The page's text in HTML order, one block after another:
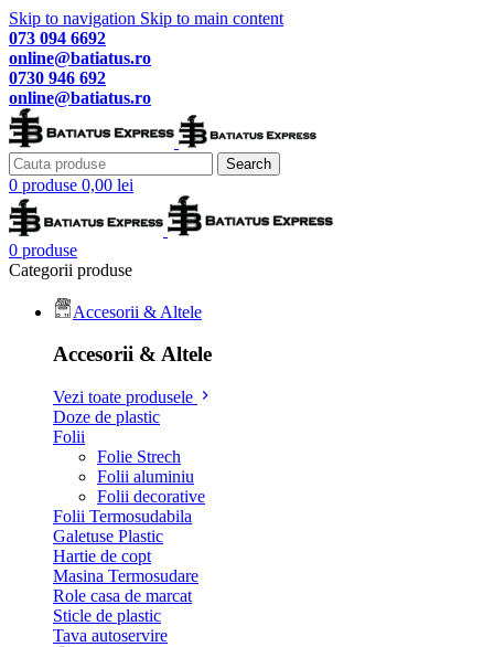
Skip to navigation Skip to main content
073 094 6692
online@batiatus.ro
0730 946 692
online@batiatus.ro
Search
0 produse 0,00 lei
0 produse
Categorii produse
Accesorii & Altele
Accesorii & Altele
Vezi toate produsele
Doze de plastic
Folii
Folie Strech
Folii aluminiu
Folii decorative
Folii Termosudabila
Galetuse Plastic
Hartie de copt
Masina Termosudare
Role casa de marcat
Sticle de plastic
Tava autoservire